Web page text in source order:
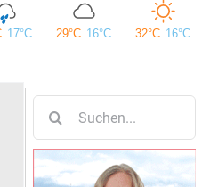
nach: